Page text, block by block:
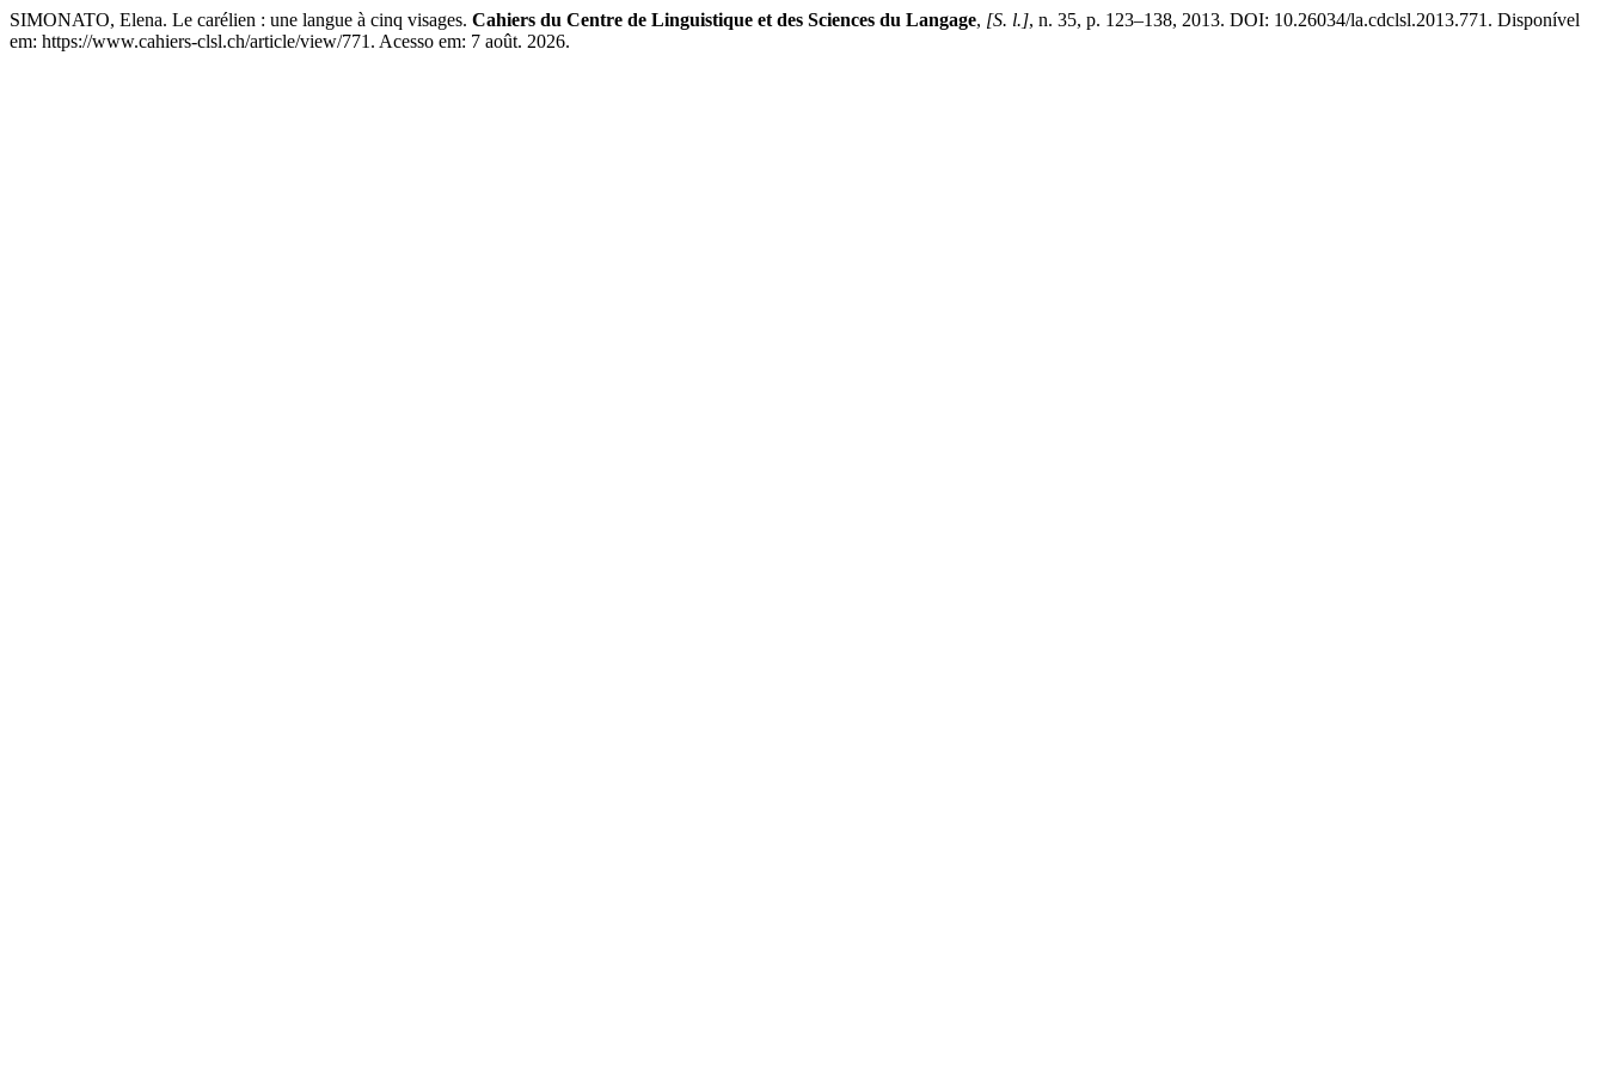
SIMONATO, Elena. Le carélien : une langue à cinq visages. Cahiers du Centre de Linguistique et des Sciences du Langage, [S. l.], n. 35, p. 123–138, 2013. DOI: 10.26034/la.cdclsl.2013.771. Disponível
em: https://www.cahiers-clsl.ch/article/view/771. Acesso em: 7 août. 2026.